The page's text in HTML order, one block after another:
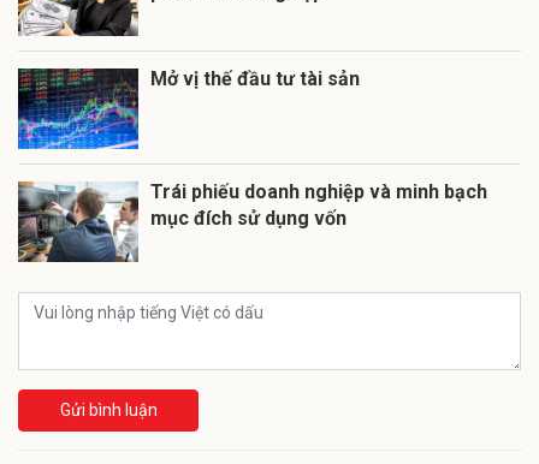
Mở vị thế đầu tư tài sản
Trái phiếu doanh nghiệp và minh bạch
mục đích sử dụng vốn
Gửi bình luận